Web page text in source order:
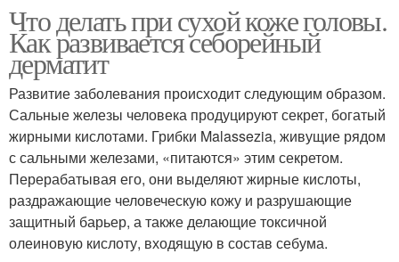
Что делать при сухой коже головы.
Как развивается себорейный
дерматит
Развитие заболевания происходит следующим образом.
Сальные железы человека продуцируют секрет, богатый
жирными кислотами. Грибки Malassezia, живущие рядом
с сальными железами, «питаются» этим секретом.
Перерабатывая его, они выделяют жирные кислоты,
раздражающие человеческую кожу и разрушающие
защитный барьер, а также делающие токсичной
олеиновую кислоту, входящую в состав себума.